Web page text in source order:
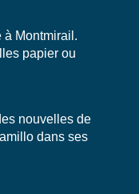
à Montmirail.
papier ou
nouvelles de
dans ses